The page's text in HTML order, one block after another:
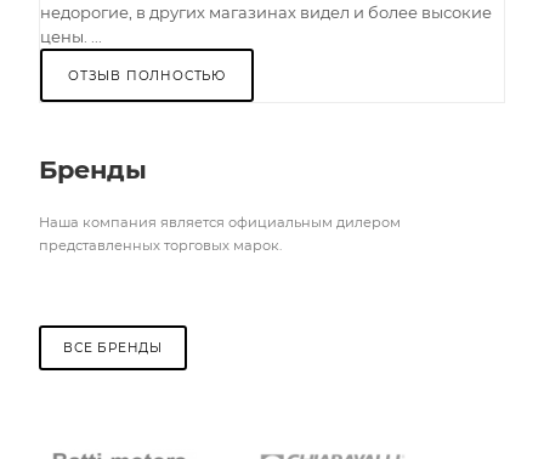
недорогие, в других магазинах видел и более высокие
цены. ...
ОТЗЫВ ПОЛНОСТЬЮ
Бренды
Наша компания является официальным дилером
представленных торговых марок.
ВСЕ БРЕНДЫ